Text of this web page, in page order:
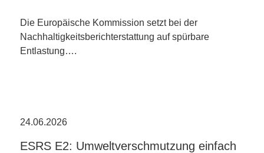
Die Europäische Kommission setzt bei der
Nachhaltigkeitsberichterstattung auf spürbare
Entlastung….
24.06.2026
ESRS E2: Umweltverschmutzung einfach